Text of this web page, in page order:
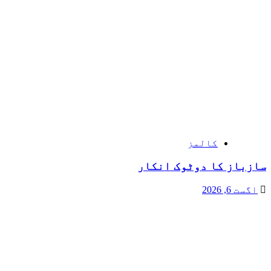
کالمز
سازباز کا دوٹوک انکار
اگست 6, 2026